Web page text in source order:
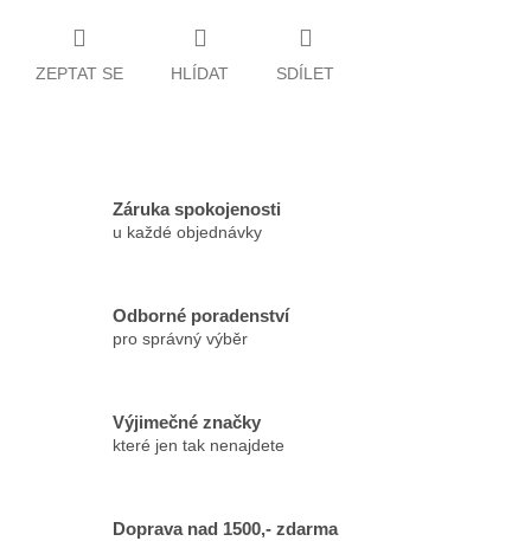
ZEPTAT SE HLÍDAT SDÍLET
Záruka spokojenosti
u každé objednávky
Odborné poradenství
pro správný výběr
Výjimečné značky
které jen tak nenajdete
Doprava nad 1500,- zdarma